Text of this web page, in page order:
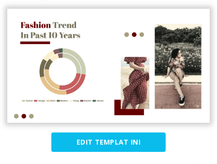
EDIT TEMPLAT INI